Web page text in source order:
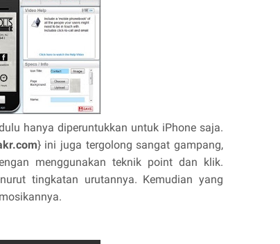
hanya diperuntukkan untuk iPhone saja.
} ini juga tergolong sangat gampang,
menggunakan teknik point dan klik.
tingkatan urutannya. Kemudian yang